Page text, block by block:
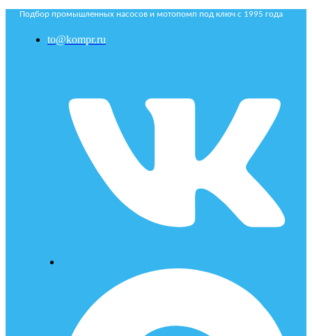
Подбор промышленных насосов и мотопомп под ключ с 1995 года
to@kompr.ru